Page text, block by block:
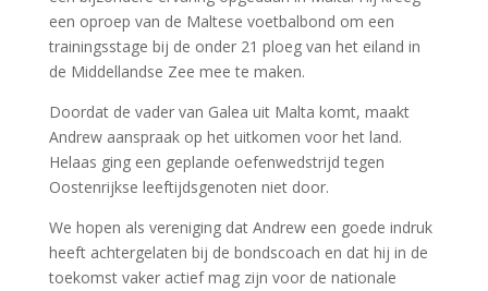
een oproep van de Maltese voetbalbond om een
trainingsstage bij de onder 21 ploeg van het eiland in
de Middellandse Zee mee te maken.
Doordat de vader van Galea uit Malta komt, maakt
Andrew aanspraak op het uitkomen voor het land.
Helaas ging een geplande oefenwedstrijd tegen
Oostenrijkse leeftijdsgenoten niet door.
We hopen als vereniging dat Andrew een goede indruk
heeft achtergelaten bij de bondscoach en dat hij in de
toekomst vaker actief mag zijn voor de nationale